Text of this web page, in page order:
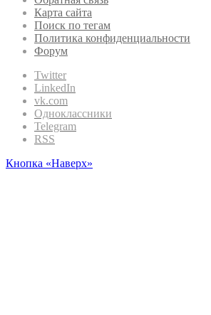
Карта сайта
Поиск по тегам
Политика конфиденциальности
Форум
Twitter
LinkedIn
vk.com
Одноклассники
Telegram
RSS
Кнопка «Наверх»